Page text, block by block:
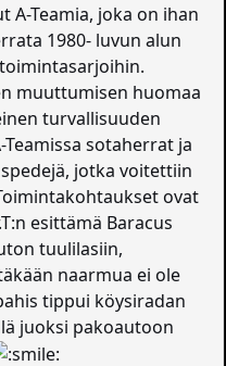
A-Teamia, joka on ihan
1980- luvun alun
muuttumisen huomaa
turvallisuuden
sotaherrat ja
jotka voitettiin
ovat
esittämä Baracus
tuulilasiin,
naarmua ei ole
tippui köysiradan
juoksi pakoautoon